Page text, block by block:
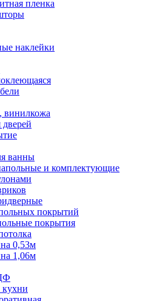
пленка
наклейки
винилкожа
ванны
и комплектующие
покрытий
покрытия
0,53м
1,06м
кухни